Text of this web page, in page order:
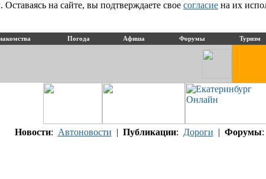
на сайте, вы подтверждаете свое согласие на их
Погода Афиша Форумы Туризм
Новости: Автоновости | Публикации: Дороги | Форумы: